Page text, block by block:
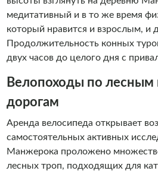
медитативный и в то же время
который нравится и взрослым, и
Продолжительность конных
двух часов до целого дня с
Велопоходы по лесным
дорогам
Аренда велосипеда открывает
самостоятельных активных
Манжерока проложено
лесных троп, подходящих для